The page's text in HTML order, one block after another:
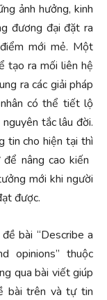
ảnh hưởng, kinh
đương đại đặt ra
mới mẻ. Một
tạo ra mối liên hệ
ra các giải pháp
có thể tiết lộ
tắc lâu đời.
tin cho hiện tại thì
nâng cao kiến
mới khi người
được.
bài “Describe a
opinions” thuộc
qua bài viết giúp
bài trên và tự tin